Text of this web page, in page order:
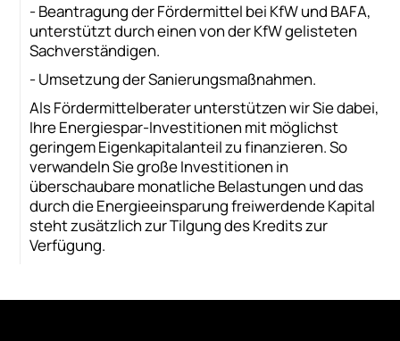
- Beantragung der Fördermittel bei KfW und BAFA,
unterstützt durch einen von der KfW gelisteten
Sachverständigen.
- Umsetzung der Sanierungsmaßnahmen.
Als Fördermittelberater unterstützen wir Sie dabei,
Ihre Energiespar-Investitionen mit möglichst
geringem Eigenkapitalanteil zu finanzieren. So
verwandeln Sie große Investitionen in
überschaubare monatliche Belastungen und das
durch die Energieeinsparung freiwerdende Kapital
steht zusätzlich zur Tilgung des Kredits zur
Verfügung.